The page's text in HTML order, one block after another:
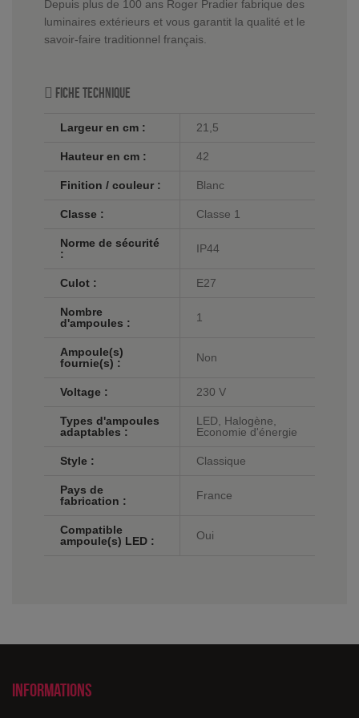
Depuis plus de 100 ans Roger Pradier fabrique des
luminaires extérieurs et vous garantit la qualité et le
savoir-faire traditionnel français.
Fiche technique
Largeur en cm : 21,5
Hauteur en cm : 42
Finition / couleur : Blanc
Classe : Classe 1
Norme de sécurité
:
IP44
Culot : E27
Nombre
d'ampoules :
1
Ampoule(s)
fournie(s) :
Non
Voltage : 230 V
Types d'ampoules
adaptables :
LED, Halogène,
Economie d'énergie
Style : Classique
Pays de
fabrication :
France
Compatible
ampoule(s) LED :
Oui
Informations